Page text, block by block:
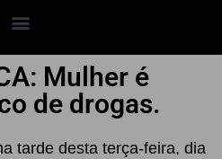
Mulher é
de drogas.
tarde desta terça-feira, dia